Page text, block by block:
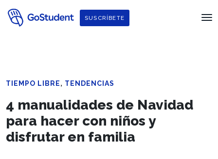
SUSCRÍBETE
TIEMPO LIBRE, TENDENCIAS
4 manualidades de Navidad
para hacer con niños y
disfrutar en familia